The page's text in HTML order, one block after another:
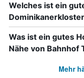
Diagramm
hat
1
Y-
Achse,
die
durchschnittlichen
Welches ist ein
Was ist ein gutes
Nähe von Bahnhof
Mehr